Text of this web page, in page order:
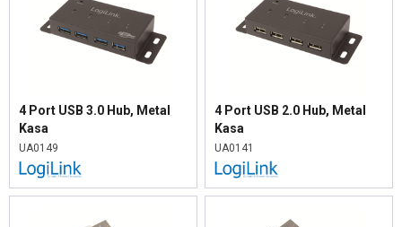
4 Port USB 3.0 Hub, Metal
Kasa
UA0149
4 Port USB 2.0 Hub, Metal
Kasa
UA0141